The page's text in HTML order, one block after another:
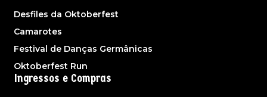
Desfiles da Oktoberfest
Camarotes
Festival de Danças Germânicas
Oktoberfest Run
Ingressos e Compras